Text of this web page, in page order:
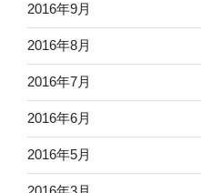
2016年9月
2016年8月
2016年7月
2016年6月
2016年5月